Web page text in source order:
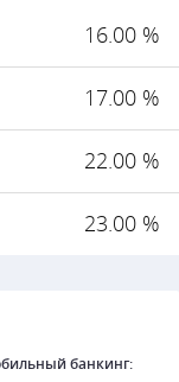
16.00 %
17.00 %
22.00 %
23.00 %
банкинг: